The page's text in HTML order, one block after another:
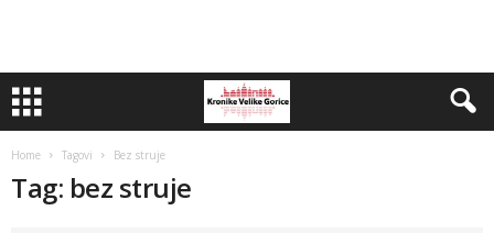
Home Tagovi Bez struje
Tag: bez struje